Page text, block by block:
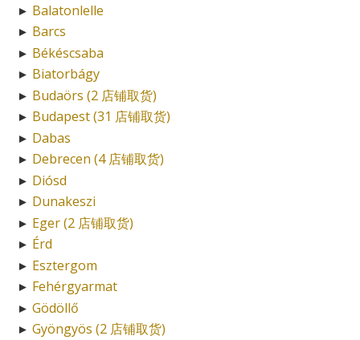
► Balatonlelle
► Barcs
► Békéscsaba
► Biatorbágy
► Budaörs (2 店铺取货)
► Budapest (31 店铺取货)
► Dabas
► Debrecen (4 店铺取货)
► Diósd
► Dunakeszi
► Eger (2 店铺取货)
► Érd
► Esztergom
► Fehérgyarmat
► Gödöllő
► Gyöngyös (2 店铺取货)